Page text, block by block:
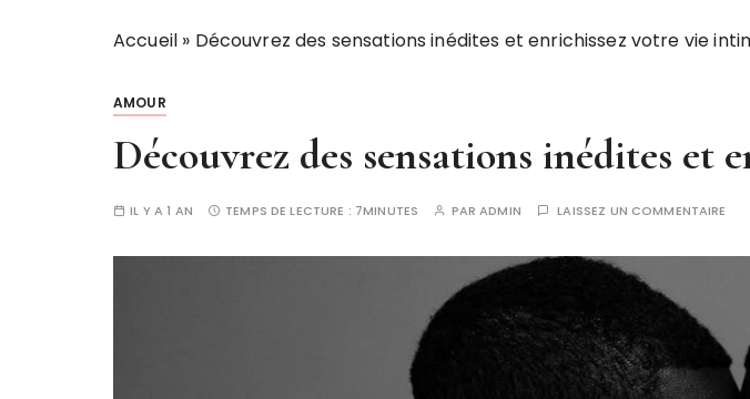
Accueil » Découvrez des sensations inédites et enrichissez votre vie
AMOUR
Découvrez des sensations inédites et
IL Y A 1 AN TEMPS DE LECTURE : 7MINUTES PARADMIN LAISSEZ UN COMMENTAIRE